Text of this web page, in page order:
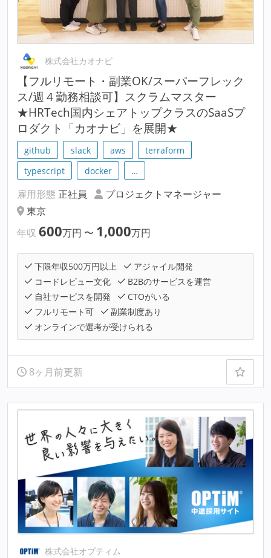
株式会社カオナビ
【フルリモート・副業OK/スーパーフレック
ス/週４勤務相談可】スクラムマスター
★HRTech国内シェアトップクラスのSaaSプ
ロダクト「カオナビ」を展開★
github slack aws
terraform
typescript
docker …
雇用形態 正社員
プロジェクトマネージャー
東京
年収 600万円 〜 1,000万円
下限年収500万円以上
アジャイル開発
コードレビュー文化
B2Bのサービスを運営
自社サービスを開発
CTOがいる
フルリモート可
副業制度あり
オンラインで選考が受けられる
8ヶ月前更新
株式会社オプティム